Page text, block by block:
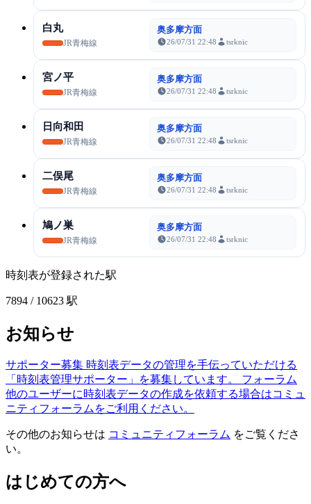
白丸
JR青梅線
奥多摩方面
26/07/31 22:48 tsrknic
宮ノ平
JR青梅線
奥多摩方面
26/07/31 22:48 tsrknic
日向和田
JR青梅線
奥多摩方面
26/07/31 22:48 tsrknic
二俣尾
JR青梅線
奥多摩方面
26/07/31 22:48 tsrknic
鳩ノ巣
JR青梅線
奥多摩方面
26/07/31 22:48 tsrknic
時刻表が登録された駅
7894 / 10623 駅
お知らせ
サポーター募集 時刻表データの管理を手伝っていただける
「時刻表管理サポーター」を募集しています。
フォーラム
他のユーザーに時刻表データの作成を依頼する場合はコミュ
ニティフォーラムをご利用ください。
その他のお知らせは コミュニティフォーラム をご覧くださ
い。
はじめての方へ